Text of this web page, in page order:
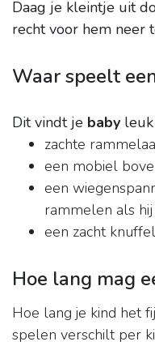
Daag je kleintje uit
recht voor hem neer
Waar speelt
Dit vindt je baby
zachte
een mobiel
een
rammelen als
een zacht
Hoe lang mag
Hoe lang je kind het
spelen verschilt per